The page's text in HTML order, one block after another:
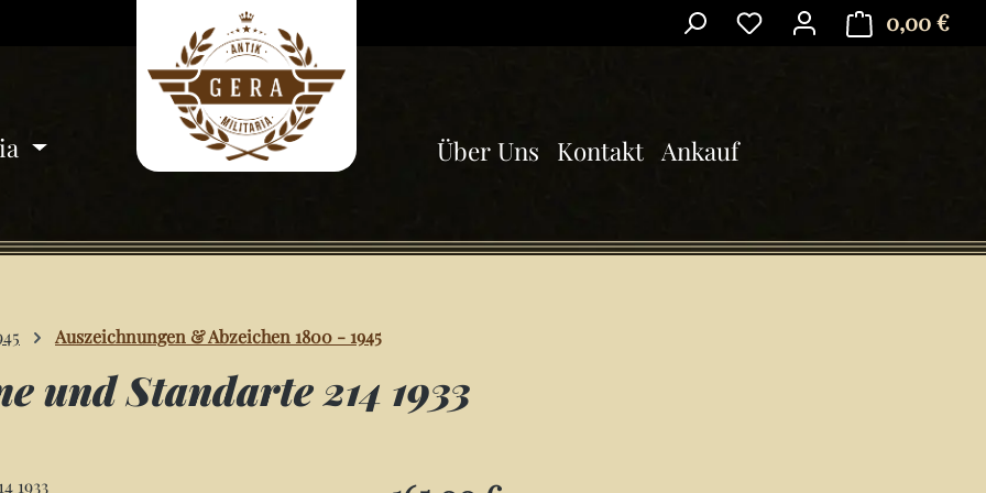
0,00 €
Über Uns Kontakt Ankauf
Auszeichnungen & Abzeichen 1800 - 1945
und Standarte 214 1933
Regulärer Preis: